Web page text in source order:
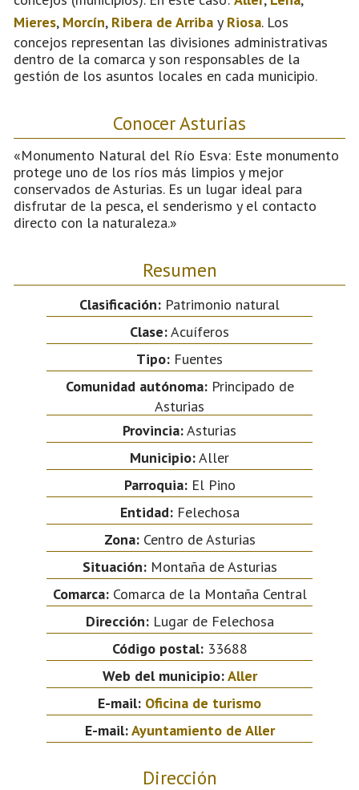
Mieres, Morcín, Ribera de Arriba y Riosa. Los
concejos representan las divisiones administrativas
dentro de la comarca y son responsables de la
gestión de los asuntos locales en cada municipio.
Conocer Asturias
«Monumento Natural del Río Esva: Este monumento
protege uno de los ríos más limpios y mejor
conservados de Asturias. Es un lugar ideal para
disfrutar de la pesca, el senderismo y el contacto
directo con la naturaleza.»
Resumen
Clasificación: Patrimonio natural
Clase:Acuíferos
Tipo: Fuentes
Comunidad autónoma:Principado de
Asturias
Provincia:Asturias
Municipio:Aller
Parroquia:El Pino
Entidad:Felechosa
Zona:Centro de Asturias
Situación:Montaña de Asturias
Comarca:Comarca de la Montaña Central
Dirección:Lugar de Felechosa
Código postal:33688
Web del municipio:Aller
E-mail: Oficina de turismo
E-mail:Ayuntamiento de Aller
Dirección